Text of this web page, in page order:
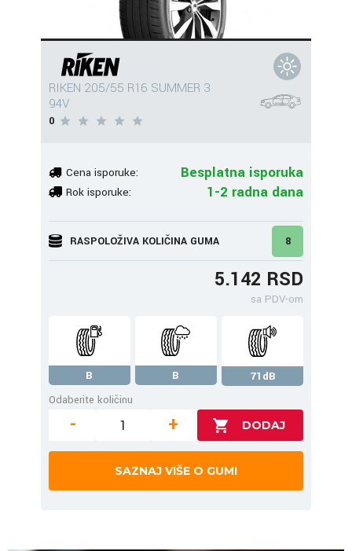
RIKEN 205/55 R16 SUMMER 3
94V
0
Cena isporuke: Besplatna isporuka
Rok isporuke: 1-2 radna dana
RASPOLOŽIVA KOLIČINA GUMA 8
5.142 RSD
sa PDV-om
B B
71dB
Odaberite količinu
- +
SAZNAJ VIŠE O GUMI